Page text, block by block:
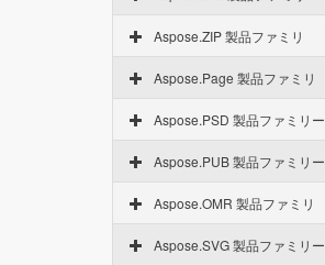
Aspose.ZIP 製品ファミリ
Aspose.Page 製品ファミリ
Aspose.PSD 製品ファミリー
Aspose.PUB 製品ファミリー
Aspose.OMR 製品ファミリ
Aspose.SVG 製品ファミリー